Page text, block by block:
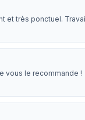
et très ponctuel.
vous le recommande !